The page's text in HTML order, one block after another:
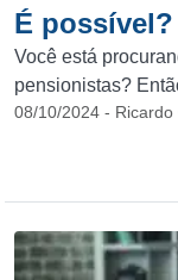
É
Você está
pensionistas?
08/10/2024 - Ricardo